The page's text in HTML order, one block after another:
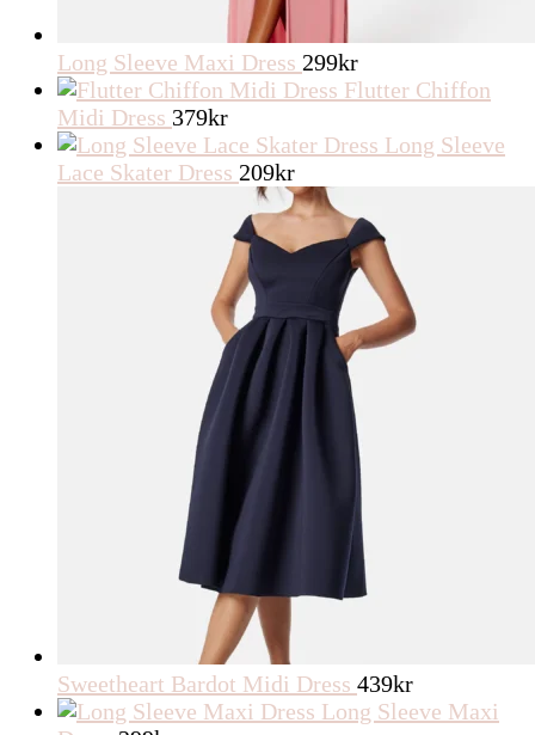
Long Sleeve Maxi Dress 299kr
Flutter Chiffon
Midi Dress 379kr
Long Sleeve
Lace Skater Dress 209kr
Sweetheart Bardot Midi Dress 439kr
Long Sleeve Maxi